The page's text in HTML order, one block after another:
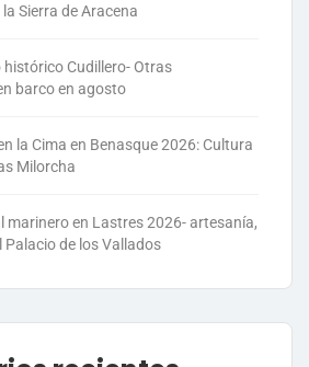
Sierra de Aracena
Cudillero- Otras
barco en agosto
la Cima en Benasque 2026: Cultura
Milorcha
marinero en Lastres 2026- artesanía,
Palacio de los Vallados